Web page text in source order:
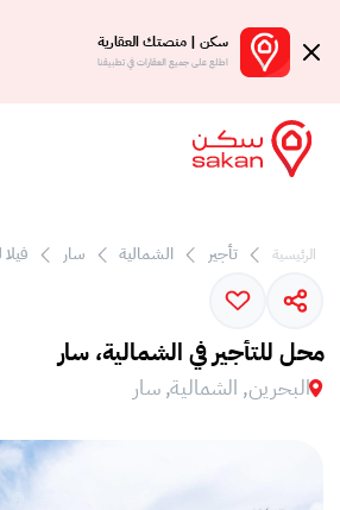
سكن | منصتك العقارية
اطلع على جميع العقارات في تطبيقنا
الرئيسية تأجير الشمالية سار
محل للتأجير في الشمالية، سار
البحرين, الشمالية, سار